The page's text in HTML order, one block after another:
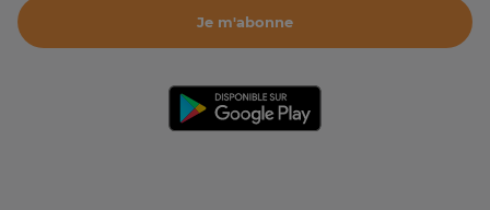
Je m'abonne